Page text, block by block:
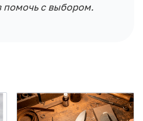
помочь с выбором.